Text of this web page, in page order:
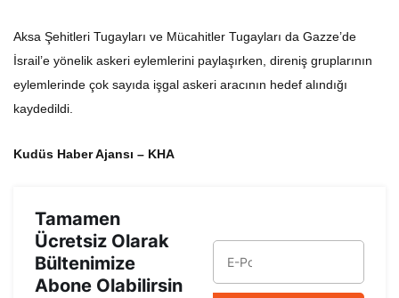
Aksa Şehitleri Tugayları ve Mücahitler Tugayları da Gazze’de
İsrail’e yönelik askeri eylemlerini paylaşırken, direniş gruplarının
eylemlerinde çok sayıda işgal askeri aracının hedef alındığı
kaydedildi.
Kudüs Haber Ajansı – KHA
Tamamen
Ücretsiz Olarak
Bültenimize
Abone Olabilirsin